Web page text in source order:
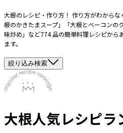
大根のレシピ・作り方！ 作り方がわから
根のかきたまスープ」「大根とベーコンの
味炒め」など774 品の簡単料理レシピから
ます。
絞り込み検索
大根人気レシピラ